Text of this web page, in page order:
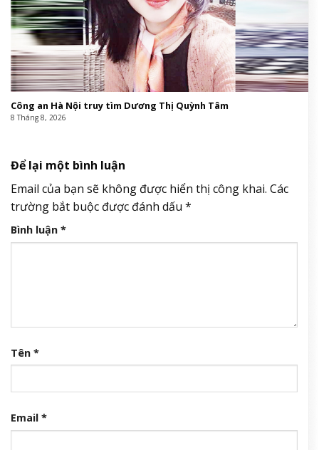
Công an Hà Nội truy tìm Dương Thị Quỳnh Tâm
8 Tháng 8, 2026
Để lại một bình luận
Email của bạn sẽ không được hiển thị công khai. Các
trường bắt buộc được đánh dấu *
Bình luận *
Tên *
Email *